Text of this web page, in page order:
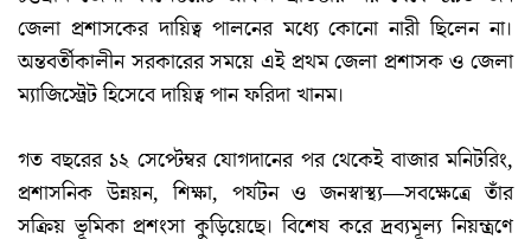
জেলা প্রশাসকের দায়িত্ব পালনের মধ্যে কোনো নারী ছিলেন না।
অন্তবর্তীকালীন সরকারের সময়ে এই প্রথম জেলা প্রশাসক ও জেলা
ম্যাজিস্ট্রেট হিসেবে দায়িত্ব পান ফরিদা খানম।
গত বছরের ১২ সেপ্টেম্বর যোগদানের পর থেকেই বাজার মনিটরিং,
প্রশাসনিক উন্নয়ন, শিক্ষা, পর্যটন ও জনস্বাস্থ্য—সবক্ষেত্রে তাঁর
সক্রিয় ভূমিকা প্রশংসা কুড়িয়েছে। বিশেষ করে দ্রব্যমূল্য নিয়ন্ত্রণে